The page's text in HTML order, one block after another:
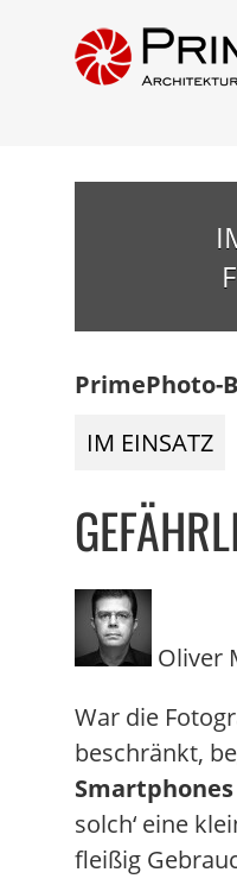
PrimePhoto-
IM EINSATZ
Oliver
War die
beschränkt,
Smartphones
solch‘ eine
fleißig